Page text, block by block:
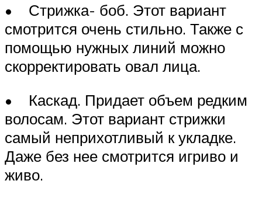
• Стрижка- боб. Этот вариант
смотрится очень стильно. Также с
помощью нужных линий можно
скорректировать овал лица.
• Каскад. Придает объем редким
волосам. Этот вариант стрижки
самый неприхотливый к укладке.
Даже без нее смотрится игриво и
живо.